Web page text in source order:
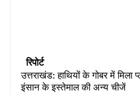
रिपोर्ट
उत्तराखंड: हाथियों के गोबर में मिला
इंसान के इस्तेमाल की अन्य चीजें